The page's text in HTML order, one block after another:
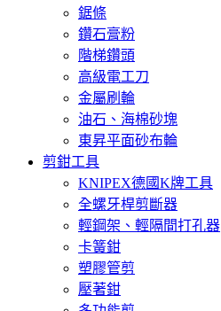
鋸條
鑽石膏粉
階梯鑽頭
高級電工刀
金屬刷輪
油石、海棉砂塊
東昇平面砂布輪
剪鉗工具
KNIPEX德國K牌工具
全螺牙桿剪斷器
輕鋼架、輕隔間打孔器
卡簧鉗
塑膠管剪
壓著鉗